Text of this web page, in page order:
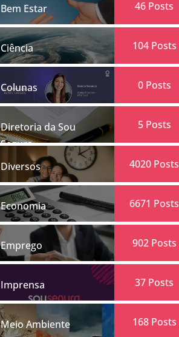
Bem Estar 46 Posts
Ciência 104Posts
Colunas 0Posts
Diretoria da Sou
Segura
5Posts
Diversos 4020 Posts
Economia 6671 Posts
Emprego 902Posts
Imprensa 37 Posts
Meio Ambiente 168Posts